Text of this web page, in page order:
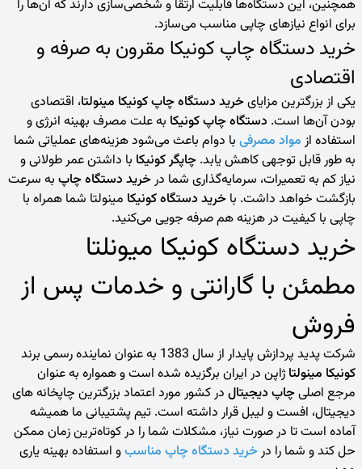
همچنین، این دستگاه‌ها قابلیت ارتقا و شخصی‌سازی دارند که آن‌ها را
برای انواع نیازهای چاپی مناسب می‌سازد.
خرید دستگاه چاپ کونیکا مقرون به صرفه و
اقتصادی
یکی از بزرگترین مزایایخرید دستگاه چاپ کونیکا مینولتا، اقتصادی
بودن آن‌ها است. دستگاه چاپ کونیکا به علت مصرف بهینه انرژی و
استفاده از مواد مصرفی با دوام باعث می‌شود هزینه‌های عملیاتی شما
به طور قابل توجهی کاهش یابد. چاپگر‌ کونیکا با داشتن عمر طولانی و
نیاز کم به تعمیرات، سرمایه‌گذاری شما درخرید دستگاه چاپ به سرعت
بازگشت خواهد داشت. با خرید دستگاه کونیکا مینولتا شما همراه با
چاپی با کیفیت در هزینه هم صرفه جویی می‌کنید.
خرید دستگاه کونیکا میونلتا
مطمئن با گارانتی و خدمات پس از
فروش
شرکت پدید پردازش پایدار از سال 1383 به عنوان نماینده رسمی برند
کونیکا مینولتاژاپن در ایران برگزیده شده است و همواره به عنوان
مرجع اصلیچاپ دیجیتال در کشور مورد اعتماد بزرگترین چاپخانه های
دیجیتال، افست و لیبل قرار داشته است. تیم پشتیبانی ما همیشه
آماده است تا در صورت نیاز، مشکلات شما را در کوتاه‌ترین زمان ممکن
حل کند و شما را درخرید دستگاه چاپ مناسبو استفاده بهینه یاری